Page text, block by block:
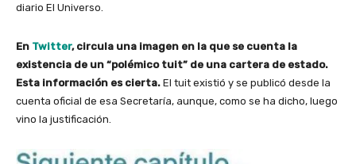
diario El Universo.
En Twitter, circula una imagen en la que se cuenta la
existencia de un “polémico tuit” de una cartera de estado.
Esta información es cierta. El tuit existió y se publicó desde la
cuenta oficial de esa Secretaría, aunque, como se ha dicho, luego
vino la justificación.